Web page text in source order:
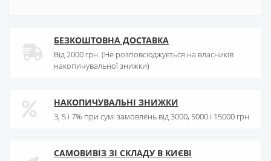
БЕЗКОШТОВНА ДОСТАВКА
Від 2000 грн. (Не розповсюджується на власників
накопичувальної знижки)
НАКОПИЧУВАЛЬНІ ЗНИЖКИ
3, 5 і 7% при сумі замовлень від 3000, 5000 і 15000 грн
САМОВИВІЗ ЗІ СКЛАДУ В КИЄВІ